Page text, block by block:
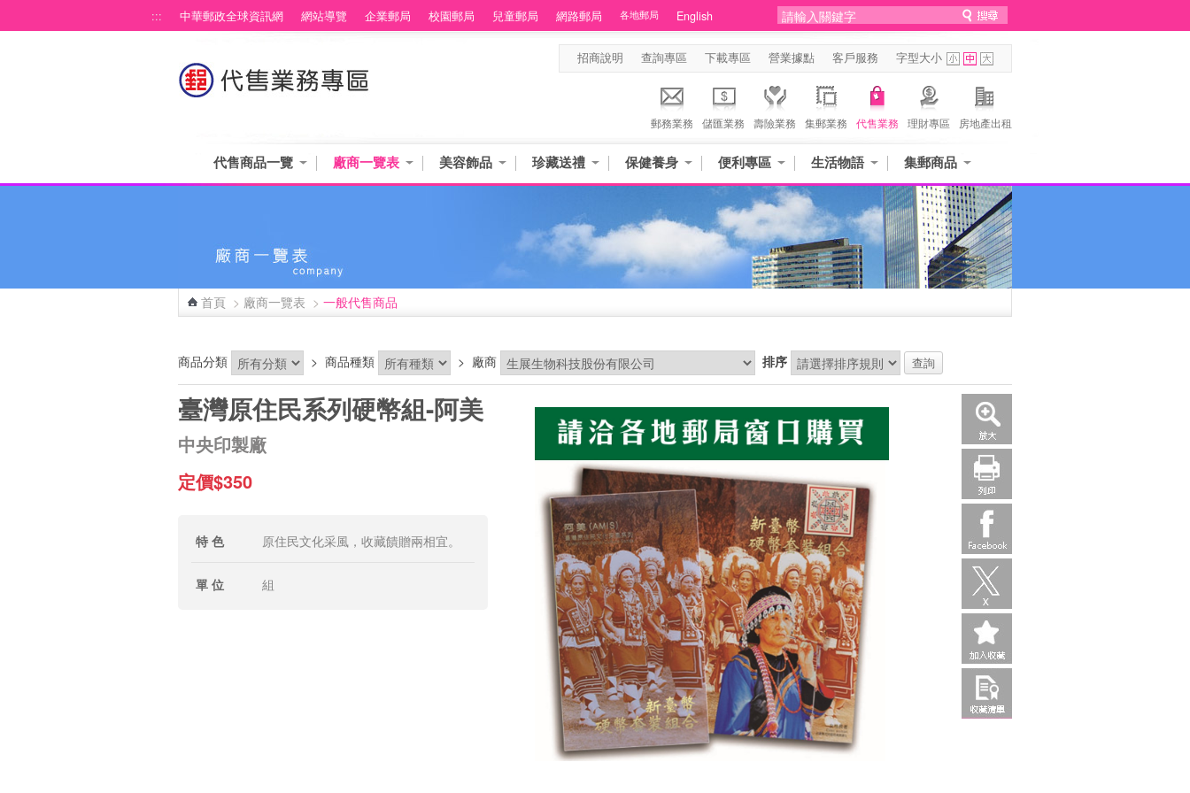
::: 中華郵政全球資訊網 網站導覽 企業郵局 校園郵局 兒童郵局 網路郵局 各地郵局 English
招商說明 查詢專區 下載專區 營業據點 客戶服務 字型大小
郵務業務 儲匯業務 壽險業務 集郵業務 代售業務 理財專區 房地產出租
代售商品一覽 廠商一覽表 美容飾品 珍藏送禮 保健養身 便利專區 生活物語 集郵商品
首頁 > 廠商一覽表 > 一般代售商品
商品分類 > 商品種類 > 廠商 排序
臺灣原住民系列硬幣組-阿美
中央印製廠
定價$350
特 色 原住民文化采風，收藏饋贈兩相宜。
單 位 組